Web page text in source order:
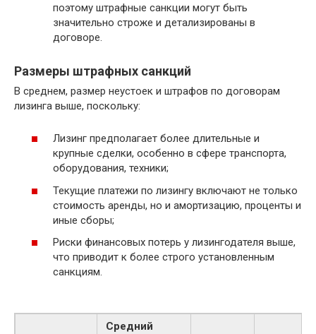
поэтому штрафные санкции могут быть
значительно строже и детализированы в
договоре.
Размеры штрафных санкций
В среднем, размер неустоек и штрафов по договорам
лизинга выше, поскольку:
Лизинг предполагает более длительные и
крупные сделки, особенно в сфере транспорта,
оборудования, техники;
Текущие платежи по лизингу включают не только
стоимость аренды, но и амортизацию, проценты и
иные сборы;
Риски финансовых потерь у лизингодателя выше,
что приводит к более строго установленным
санкциям.
Средний